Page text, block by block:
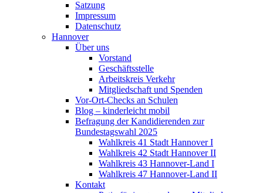
Satzung
Impressum
Datenschutz
Hannover
Über uns
Vorstand
Geschäftsstelle
Arbeitskreis Verkehr
Mitgliedschaft und Spenden
Vor-Ort-Checks an Schulen
Blog – kinderleicht mobil
Befragung der Kandidierenden zur
Bundestagswahl 2025
Wahlkreis 41 Stadt Hannover I
Wahlkreis 42 Stadt Hannover II
Wahlkreis 43 Hannover-Land I
Wahlkreis 47 Hannover-Land II
Kontakt